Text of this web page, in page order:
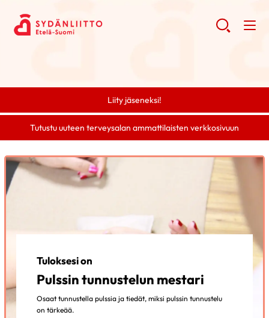
Liity jäseneksi!
Tutustu uuteen terveysalan ammattilaisten verkkosivuun
Tuloksesi on
Pulssin tunnustelun mestari
Osaat tunnustella pulssia ja tiedät, miksi pulssin tunnustelu
on tärkeää.